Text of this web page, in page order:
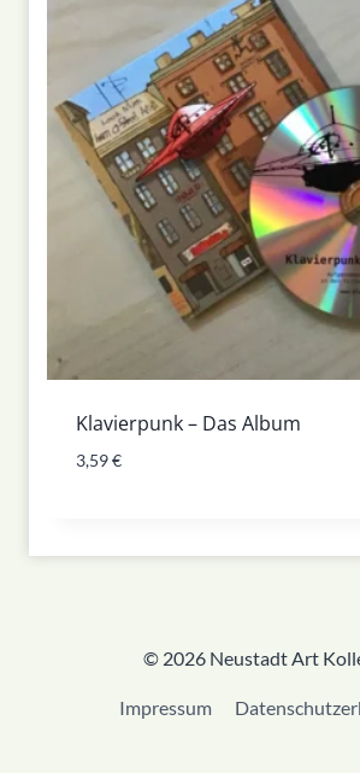
Klavierpunk – Das Album
3,59€
© 2026 Neustadt Art
Impressum